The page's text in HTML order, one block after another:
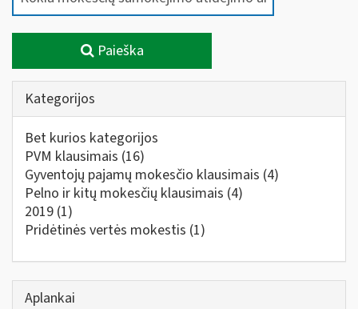
Paieška
Kategorijos
Bet kurios kategorijos
PVM klausimais (16)
Gyventojų pajamų mokesčio klausimais (4)
Pelno ir kitų mokesčių klausimais (4)
2019 (1)
Pridėtinės vertės mokestis (1)
Aplankai